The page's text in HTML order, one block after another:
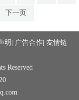
下一页
明 广告合作| 友情链
Reserved